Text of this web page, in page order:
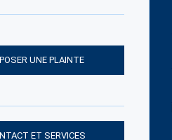
UNE PLAINTE
ET SERVICES